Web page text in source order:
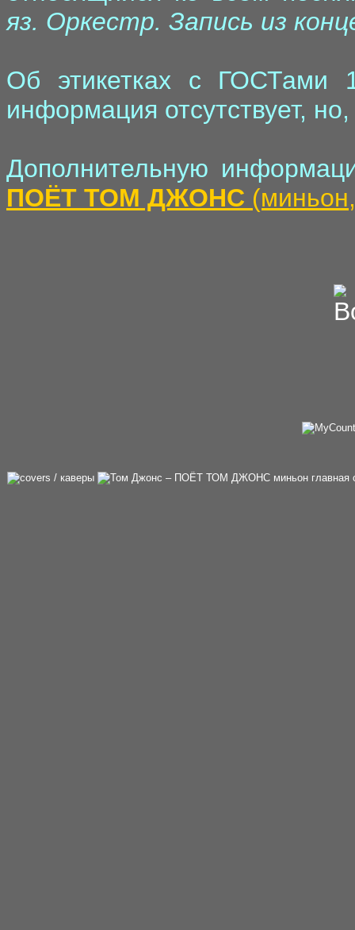
яз. Оркестр. Запись из
Об этикетках с ГОСТами
информация отсутствует,
Дополнительную
ПОЁТ ТОМ ДЖОНС